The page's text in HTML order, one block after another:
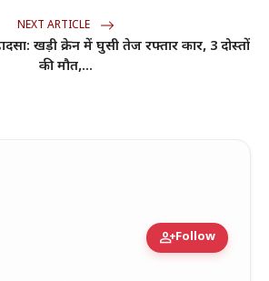
NEXT ARTICLE
खड़ी क्रेन में घुसी तेज रफ्तार कार, 3 दोस्तों
की मौत,...
person_addFollow